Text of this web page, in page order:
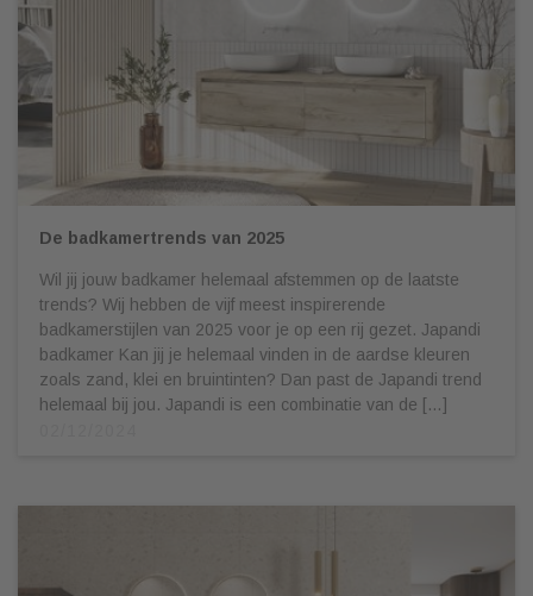
De badkamertrends van 2025
Wil jij jouw badkamer helemaal afstemmen op de laatste
trends? Wij hebben de vijf meest inspirerende
badkamerstijlen van 2025 voor je op een rij gezet. Japandi
badkamer Kan jij je helemaal vinden in de aardse kleuren
zoals zand, klei en bruintinten? Dan past de Japandi trend
helemaal bij jou. Japandi is een combinatie van de […]